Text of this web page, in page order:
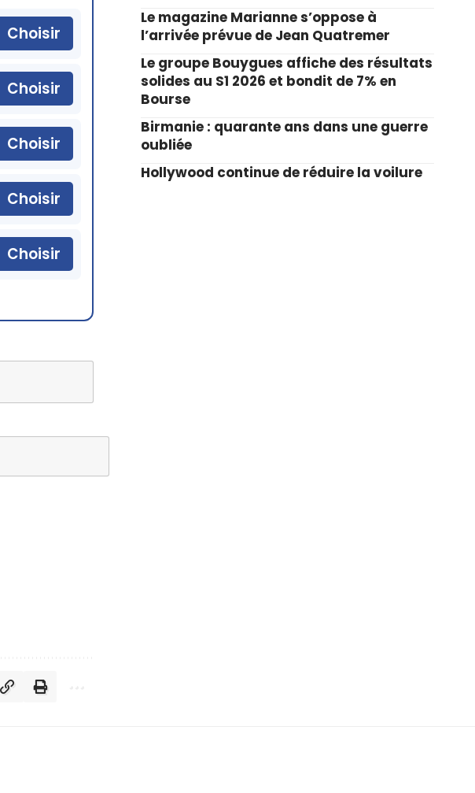
Choisir
Choisir
Choisir
Choisir
Choisir
Le magazine Marianne s’oppose à
l’arrivée prévue de Jean Quatremer
Le groupe Bouygues affiche des résultats
solides au S1 2026 et bondit de 7% en
Bourse
Birmanie : quarante ans dans une guerre
oubliée
Hollywood continue de réduire la voilure